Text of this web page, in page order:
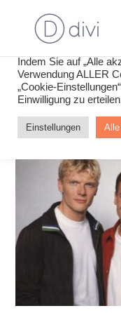
Wir verwenden
personalisieren,
Indem Sie auf „Alle
Verwendung ALLER
„Cookie-
Einwilligung zu
Einstellungen